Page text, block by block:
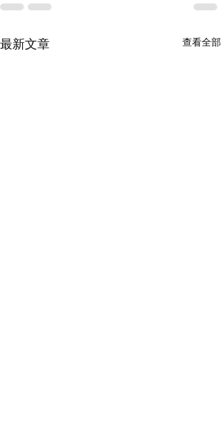
最新文章 查看全部